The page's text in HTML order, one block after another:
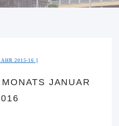
2015-16
JANUAR